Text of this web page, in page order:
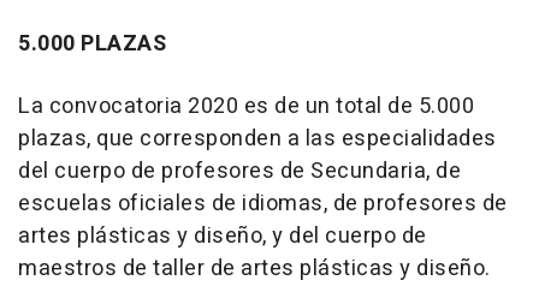
5.000 PLAZAS
La convocatoria 2020 es de un total de 5.000
plazas, que corresponden a las especialidades
del cuerpo de profesores de Secundaria, de
escuelas oficiales de idiomas, de profesores de
artes plásticas y diseño, y del cuerpo de
maestros de taller de artes plásticas y diseño.